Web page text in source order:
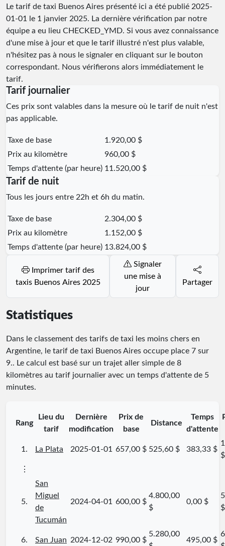
Le tarif de taxi Buenos Aires présenté ici a été publié 2025-
01-01
le 1 janvier 2025. La dernière vérification par notre
équipe a eu lieu CHECKED_YMD. Si vous avez connaissance
d'une mise à jour et que le tarif illustré n'est plus valable,
n'hésitez pas à nous le signaler en cliquant sur le bouton
correspondant. Nous vérifierons alors immédiatement le
tarif.
Tarif journalier
Ces prix sont valables dans la mesure où le tarif de nuit n'est
pas applicable.
Taxe de base
1.920,00 $
Prix au kilomètre
960,00 $
Temps d'attente (par heure) 11.520,00 $
Tarif de nuit
Tous les jours entre 22h et 6h du matin.
Taxe de base
2.304,00 $
Prix au kilomètre
1.152,00 $
Temps d'attente (par heure) 13.824,00 $
Imprimer tarif des
taxis Buenos Aires 2025
Signaler
une mise à
jour
Partager
Statistiques
Dans le classement des tarifs de taxi les moins chers en
Argentine, le tarif de taxi Buenos Aires occupe place 7 sur
9.. Le calcul est basé sur un trajet aller simple de 8
kilomètres au tarif journalier avec un temps d'attente de 5
minutes.
Rang
Lieu du
tarif
Dernière
modification
Prix de
base
Distance
Temps
d'attente
1. La Plata 2025-01-01 657,00 $ 525,60 $ 383,33 $
$
⋮
5.
San
Miguel
de
Tucumán
2024-04-01 600,00 $
4.800,00
$
0,00 $
$
6. San Juan 2024-12-02 990,00 $
5.280,00
495,00 $